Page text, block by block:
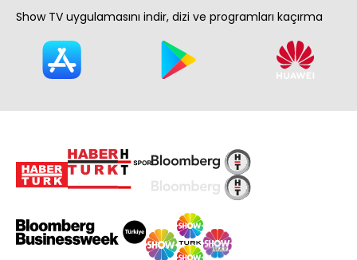
Show TV uygulamasını indir, dizi ve programları kaçırma